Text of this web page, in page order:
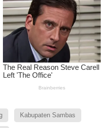
Kabupaten Sambas